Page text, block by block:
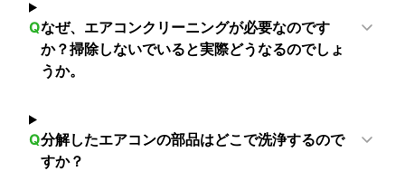
Qなぜ、エアコンクリーニングが必要なのです
か？掃除しないでいると実際どうなるのでしょ
うか。
Q分解したエアコンの部品はどこで洗浄するので
すか？